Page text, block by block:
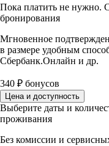
Пока платить не нужно.
бронирования
Мгновенное
в размере удобным
Сбербанк.Онлайн и др.
340 ₽ бонусов
Цена и доступность
Выберите даты и
проживания
Без комиссии и